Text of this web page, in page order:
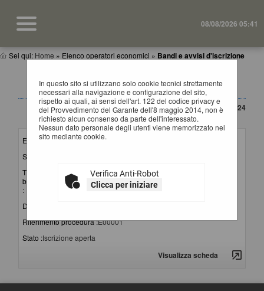
08/08/2026 05:41
Sei qui: Home » Elenco operatori economici » Bandi e avvisi d'iscrizione
In questo sito si utilizzano solo cookie tecnici strettamente
necessari alla navigazione e configurazione del sito,
rispetto ai quali, ai sensi dell'art. 122 del codice privacy e
del Provvedimento del Garante dell'8 maggio 2014, non è
richiesto alcun consenso da parte dell'interessato.
Nessun dato personale degli utenti viene memorizzato nel
sito mediante cookie.
Verifica Anti-Robot
Clicca per iniziare
BANDI E AVVISI D'ISCRIZIONE PER ELENCHI
OPERATORI ECONOMICI
CONTENUTO AGGIORNATO AL 20/03/2024
La ricerca ha restituito 1 risultati.
Elenco per :Lavori-Forniture-Servizi
Stazione appaltante :
Titolo
bando/avviso
:
Avviso pubblico per la formazione e la gestione
dell'elenco di operatori economici per affidamenti di
lavori, servizi e forniture
Data pubblicazione :
Riferimento procedura :E00001
Stato :Iscrizione aperta
Visualizza scheda